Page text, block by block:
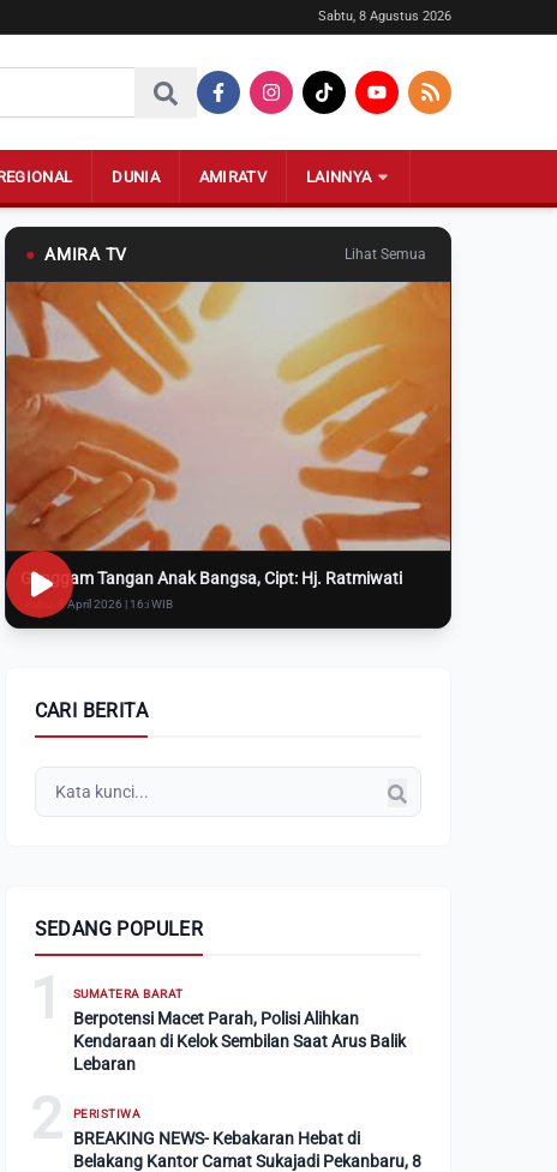
Sabtu, 8 Agustus 2026
DUNIA AMIRATV LAINNYA
● AMIRA TV Lihat Semua
Genggam Tangan Anak Bangsa, Cipt: Hj. Ratmiwati
Rabu, 8 April 2026 | 16:i WIB
CARI BERITA
SEDANG POPULER
1 SUMATERA BARAT
Berpotensi Macet Parah, Polisi Alihkan
Kendaraan di Kelok Sembilan Saat Arus Balik
Lebaran
2 PERISTIWA
BREAKING NEWS- Kebakaran Hebat di
Belakang Kantor Camat Sukajadi Pekanbaru, 8